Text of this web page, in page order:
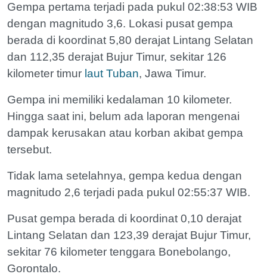
Gempa pertama terjadi pada pukul 02:38:53 WIB
dengan magnitudo 3,6. Lokasi pusat gempa
berada di koordinat 5,80 derajat Lintang Selatan
dan 112,35 derajat Bujur Timur, sekitar 126
kilometer timur laut Tuban, Jawa Timur.
Gempa ini memiliki kedalaman 10 kilometer.
Hingga saat ini, belum ada laporan mengenai
dampak kerusakan atau korban akibat gempa
tersebut.
Tidak lama setelahnya, gempa kedua dengan
magnitudo 2,6 terjadi pada pukul 02:55:37 WIB.
Pusat gempa berada di koordinat 0,10 derajat
Lintang Selatan dan 123,39 derajat Bujur Timur,
sekitar 76 kilometer tenggara Bonebolango,
Gorontalo.